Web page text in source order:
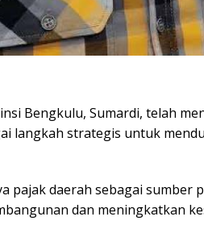
Bengkulu, Sumardi, telah
langkah strategis untuk
pajak daerah sebagai sumber
dan meningkatkan